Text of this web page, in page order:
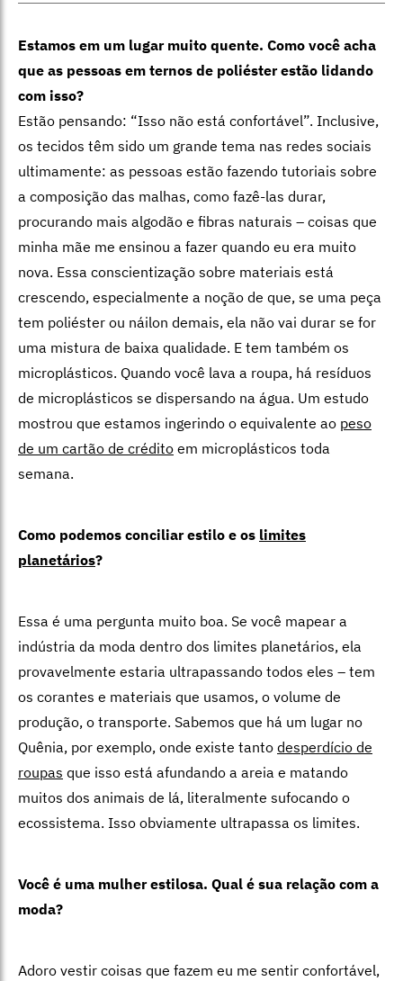
Estamos em um lugar muito quente. Como você acha
que as pessoas em ternos de poliéster estão lidando
com isso?
Estão pensando: “Isso não está confortável”. Inclusive,
os tecidos têm sido um grande tema nas redes sociais
ultimamente: as pessoas estão fazendo tutoriais sobre
a composição das malhas, como fazê-las durar,
procurando mais algodão e fibras naturais – coisas que
minha mãe me ensinou a fazer quando eu era muito
nova. Essa conscientização sobre materiais está
crescendo, especialmente a noção de que, se uma peça
tem poliéster ou náilon demais, ela não vai durar se for
uma mistura de baixa qualidade. E tem também os
microplásticos. Quando você lava a roupa, há resíduos
de microplásticos se dispersando na água. Um estudo
mostrou que estamos ingerindo o equivalente ao peso
de um cartão de crédito em microplásticos toda
semana.
Como podemos conciliar estilo e os limites
planetários?
Essa é uma pergunta muito boa. Se você mapear a
indústria da moda dentro dos limites planetários, ela
provavelmente estaria ultrapassando todos eles – tem
os corantes e materiais que usamos, o volume de
produção, o transporte. Sabemos que há um lugar no
Quênia, por exemplo, onde existe tanto desperdício de
roupas que isso está afundando a areia e matando
muitos dos animais de lá, literalmente sufocando o
ecossistema. Isso obviamente ultrapassa os limites.
Você é uma mulher estilosa. Qual é sua relação com a
moda?
Adoro vestir coisas que fazem eu me sentir confortável,